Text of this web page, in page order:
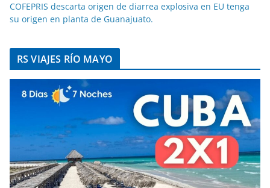
COFEPRIS descarta origen de diarrea explosiva en EU tenga
su origen en planta de Guanajuato.
RS VIAJES RÍO MAYO